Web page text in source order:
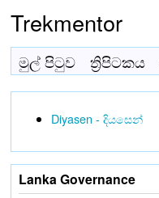
Trekmentor
මුල් පිටුව ත්‍රිපිටකය
Diyasen - දියසෙන්
Lanka Governance